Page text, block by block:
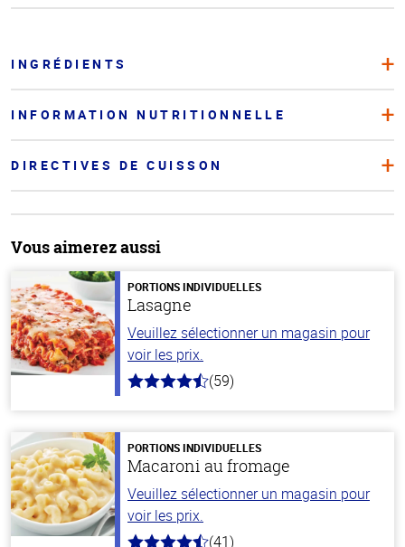
INGRÉDIENTS
INFORMATION NUTRITIONNELLE
DIRECTIVES DE CUISSON
Vous aimerez aussi
PORTIONS INDIVIDUELLES
Lasagne
Veuillez sélectionner un magasin pour
voir les prix.
4.3
stars
(59)
PORTIONS INDIVIDUELLES
Macaroni au fromage
Veuillez sélectionner un magasin pour
voir les prix.
(41)